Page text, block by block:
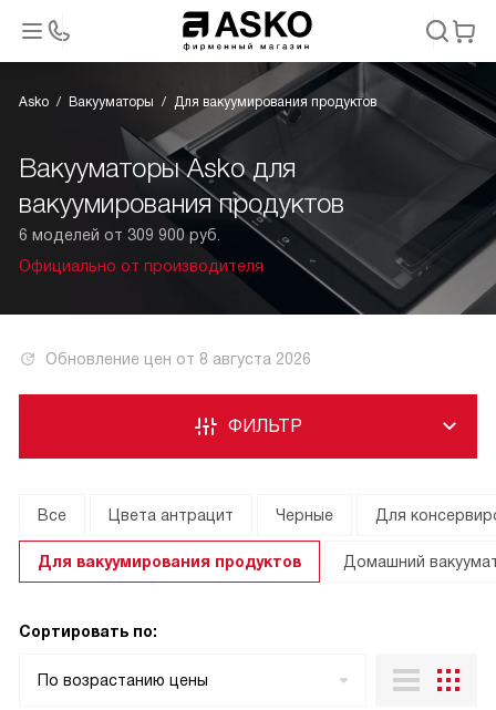
Asko Вакууматоры Для вакуумирования продуктов
Вакууматоры Asko для
вакуумирования продуктов
6 моделей от 309 900 руб.
Официально от производителя
Обновление цен от 8 августа 2026
ФИЛЬТР
Все Цвета антрацит Черные Для
Для вакуумирования продуктов Домашний
Сортировать по:
По возрастанию цены